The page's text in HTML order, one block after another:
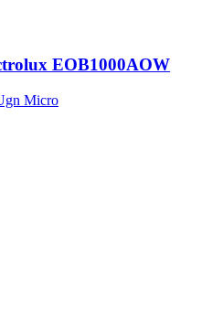
EOB1000AOW
Micro